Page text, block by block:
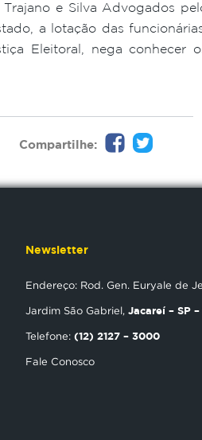
e Silva Advogados
a lotação das
Eleitoral, nega conhecer
Compartilhe:
Newsletter
Endereço: Rod. Gen. Euryale de
Jardim São Gabriel, Jacareí – SP
Telefone: (12) 2127 – 3000
Fale Conosco